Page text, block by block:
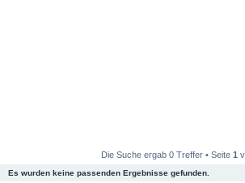
Die Suche ergab 0 Treffer • Seite 1
Es wurden keine passenden Ergebnisse gefunden.